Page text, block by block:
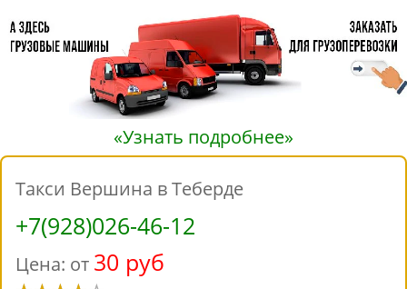
«Узнать подробнее»
Такси Вершина в Теберде
+7(928)026-46-12
Цена: от 30 руб